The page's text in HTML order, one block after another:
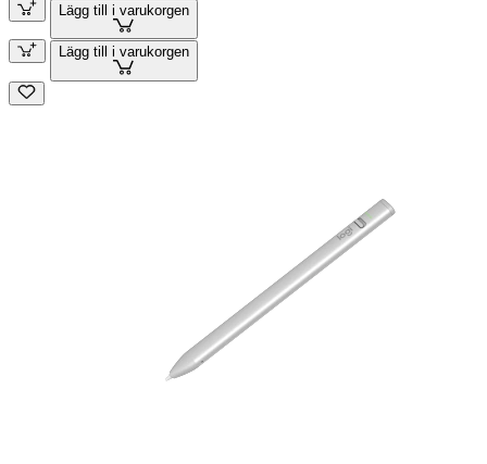
Lägg till i varukorgen
Lägg till i varukorgen